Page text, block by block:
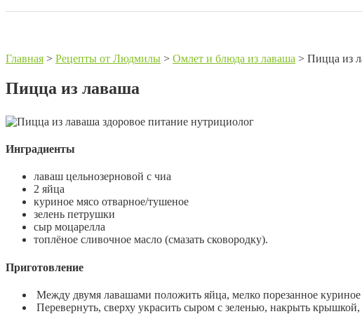
Главная > Рецепты от Людмилы > Омлет и блюда из лаваша > Пицца из
Пицца из лаваша
Инградиенты
лаваш цельнозерновой с чиа
2 яйца
куриное мясо отварное/тушеное
зелень петрушки
сыр моцарелла
топлёное сливочное масло (смазать сковородку).
Приготовление
Между двумя лавашами положить яйца, мелко порезанное
Перевернуть, сверху украсить сыром с зеленью, накрыть